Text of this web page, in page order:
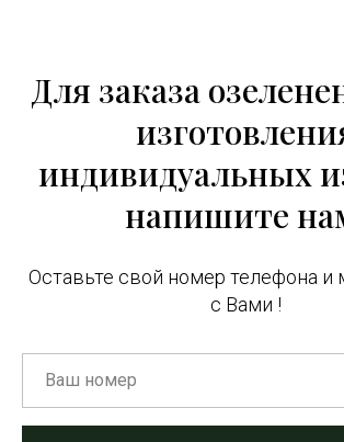
Для заказа
индивидуальных
напишите
Оставьте свой номер телефона
с Вами !